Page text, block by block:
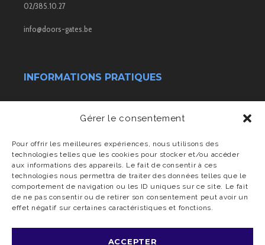
Gérer le consentement
Pour offrir les meilleures expériences, nous utilisons des
technologies telles que les cookies pour stocker et/ou accéder
aux informations des appareils. Le fait de consentir à ces
technologies nous permettra de traiter des données telles que le
comportement de navigation ou les ID uniques sur ce site. Le fait
de ne pas consentir ou de retirer son consentement peut avoir un
effet négatif sur certaines caractéristiques et fonctions.
ACCEPTER
02/385.10.27
info@doors-gates.be
INFORMATIONS PRATIQUES
Transport & livraison
Charte vie privée